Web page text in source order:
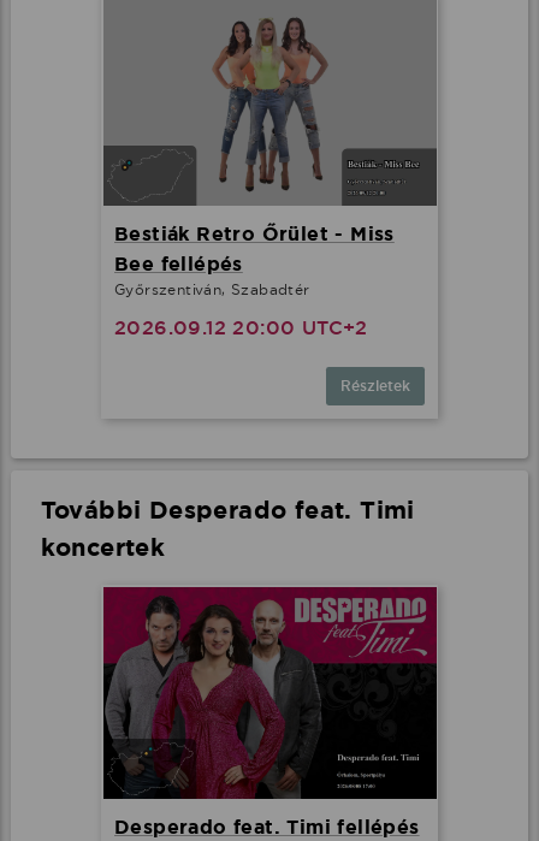
Bestiák Retro Őrület - Miss
Bee fellépés
Győrszentiván, Szabadtér
2026.09.12 20:00 UTC+2
Részletek
További Desperado feat. Timi
koncertek
Desperado feat. Timi fellépés